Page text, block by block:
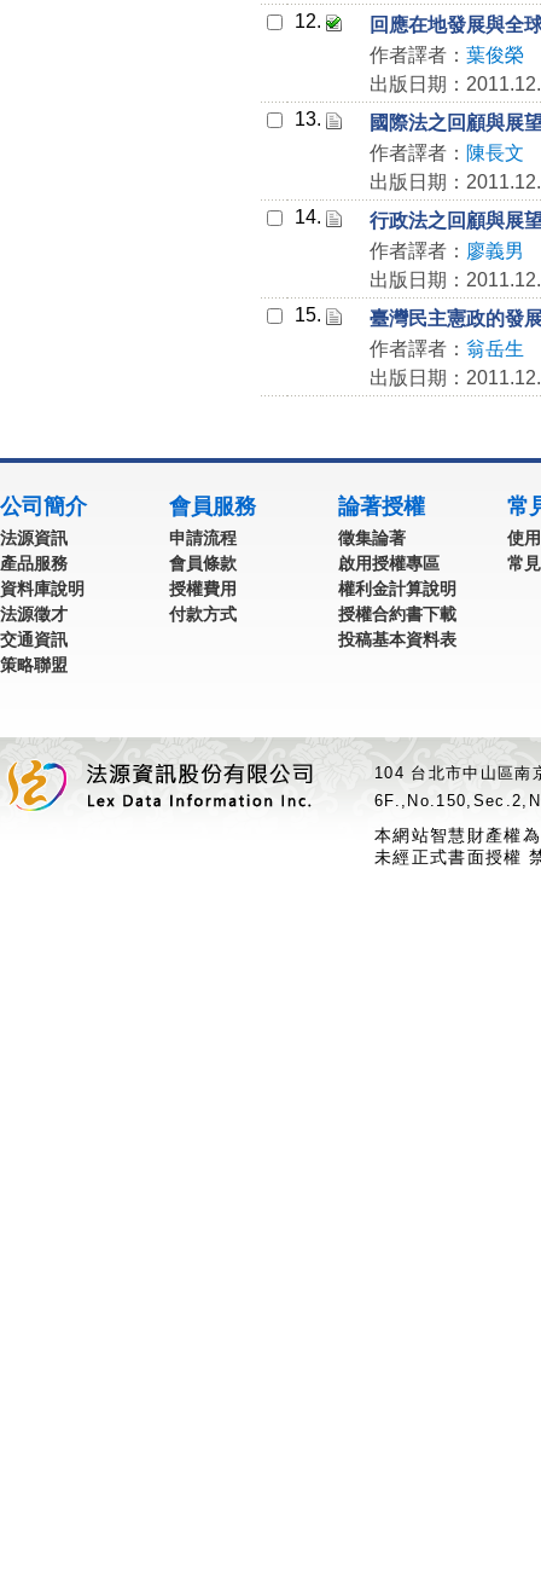
12.
回應在地發展與全
作者譯者： 葉俊榮
出版日期：
13.
國際法之回顧與展
作者譯者： 陳長文
出版日期：
14.
行政法之回顧與展
作者譯者： 廖義男
出版日期：
15.
臺灣民主憲政的發
作者譯者： 翁岳生
出版日期：
公司簡介
法源資訊
產品服務
資料庫說明
法源徵才
交通資訊
策略聯盟
會員服務
申請流程
會員條款
授權費用
付款方式
論著授權
徵集論著
啟用授權專區
權利金計算說明
授權合約書下載
投稿基本資料表
常
使
常
104 台北市中山區
本網站智慧財產權
未經正式書面授權